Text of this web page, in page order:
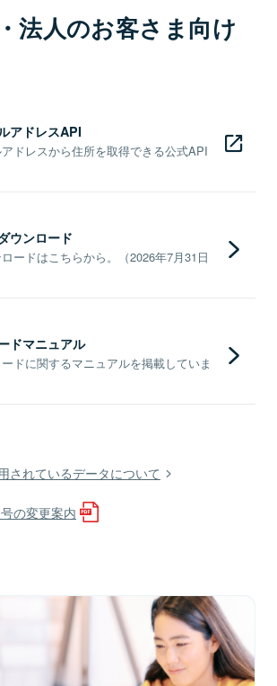
法人のお客さま向け
アドレスAPI
ドレスから住所を取得できる公式API
ウンロード
ードはこちらから。（2026年7月31日
ドマニュアル
ドに関するマニュアルを掲載していま
されているデータについて
の変更案内